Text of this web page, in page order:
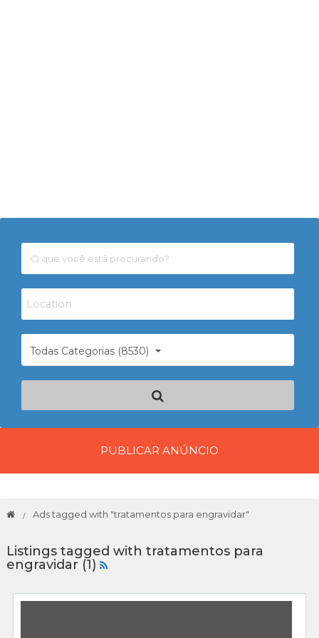
Todas Categorias (8530)
PUBLICAR ANÚNCIO
Ads tagged with "tratamentos para engravidar"
Listings tagged with tratamentos para
engravidar (1)